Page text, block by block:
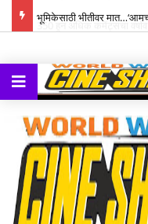
भूमिकेसाठी भीतीवर